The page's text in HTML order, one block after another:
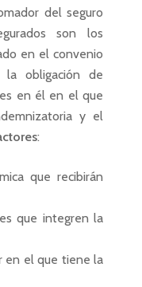
del seguro
son los
en el convenio
obligación de
en él en el que
y el
:
que recibirán
que integren la
en el que tiene la